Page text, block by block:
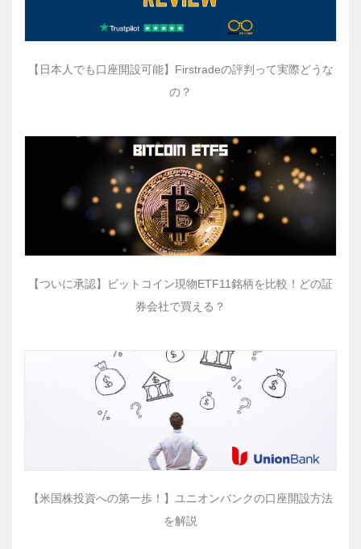
【日本人でも口座開設可能】Firstradeの評判って実際どうな
の？
【ついに承認】ビットコイン現物ETF11銘柄を比較！どの証
券会社で買える？
【米国株投資への第一歩！】ユニオンバンクの口座開設方法
を解説